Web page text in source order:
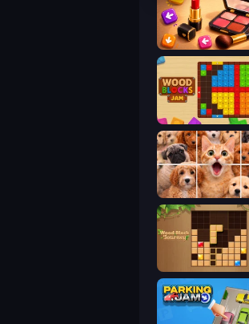
Tap Gallery
Wood Blocks Jam
Jigpic Solitaire
Wood Block Journey